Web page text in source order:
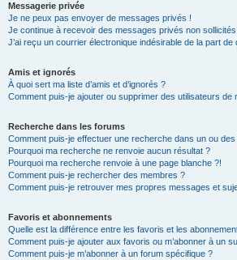
Messagerie privée
Je ne peux pas envoyer de messages privés !
Je continue à recevoir des messages privés non sollicités
J’ai reçu un courrier électronique indésirable de la part de
Amis et ignorés
À quoi sert ma liste d’amis et d’ignorés ?
Comment puis-je ajouter ou supprimer des utilisateurs de
Recherche dans les forums
Comment puis-je effectuer une recherche dans un ou
Pourquoi ma recherche ne renvoie aucun résultat ?
Pourquoi ma recherche renvoie à une page blanche ?!
Comment puis-je rechercher des membres ?
Comment puis-je retrouver mes propres messages et
Favoris et abonnements
Quelle est la différence entre les favoris et les
Comment puis-je ajouter aux favoris ou m’abonner à un
Comment puis-je m’abonner à un forum spécifique ?